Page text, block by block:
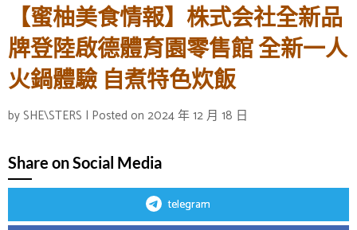
【蜜柚美食情報】株式会社全新品
牌登陸啟德體育園零售館 全新一人
火鍋體驗 自煮特色炊飯
by SHE\STERS | Posted on 2024 年 12 月 18 日
Share on Social Media
telegram